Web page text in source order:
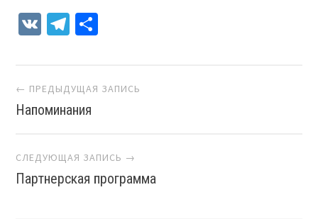
VK Telegram
Навигация
← ПРЕДЫДУЩАЯ ЗАПИСЬ
Напоминания
СЛЕДУЮЩАЯ ЗАПИСЬ →
Партнерская программа